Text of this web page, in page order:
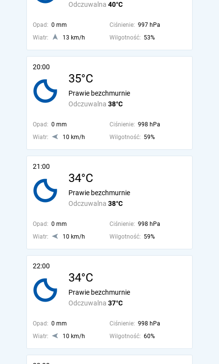
Odczuwalna 40°C
Opad: 0 mm Ciśnienie: 997 hPa
Wiatr:
13 km/h Wilgotność: 53%
20:00
35°C
Odczuwalna 38°C
Prawie bezchmurnie
Opad: 0 mm Ciśnienie: 998 hPa
Wiatr:
10 km/h Wilgotność: 59%
21:00
34°C
Odczuwalna 38°C
Prawie bezchmurnie
Opad: 0 mm Ciśnienie: 998 hPa
Wiatr:
10 km/h Wilgotność: 59%
22:00
34°C
Odczuwalna 37°C
Prawie bezchmurnie
Opad: 0 mm Ciśnienie: 998 hPa
Wiatr:
10 km/h Wilgotność: 60%